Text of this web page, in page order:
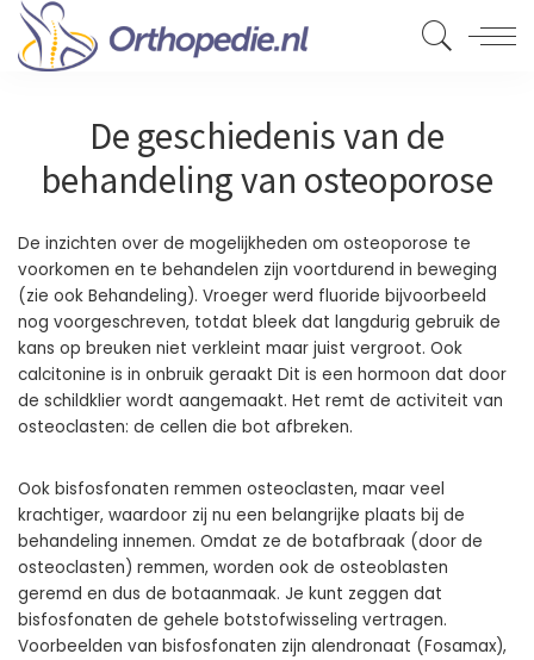
De geschiedenis van de
behandeling van osteoporose
De inzichten over de mogelijkheden om osteoporose te
voorkomen en te behandelen zijn voortdurend in beweging
(zie ook Behandeling). Vroeger werd fluoride bijvoorbeeld
nog voorgeschreven, totdat bleek dat langdurig gebruik de
kans op breuken niet verkleint maar juist vergroot. Ook
calcitonine is in onbruik geraakt Dit is een hormoon dat door
de schildklier wordt aangemaakt. Het remt de activiteit van
osteoclasten: de cellen die bot afbreken.
Ook bisfosfonaten remmen osteoclasten, maar veel
krachtiger, waardoor zij nu een belangrijke plaats bij de
behandeling innemen. Omdat ze de botafbraak (door de
osteoclasten) remmen, worden ook de osteoblasten
geremd en dus de botaanmaak. Je kunt zeggen dat
bisfosfonaten de gehele botstofwisseling vertragen.
Voorbeelden van bisfosfonaten zijn alendronaat (Fosamax),